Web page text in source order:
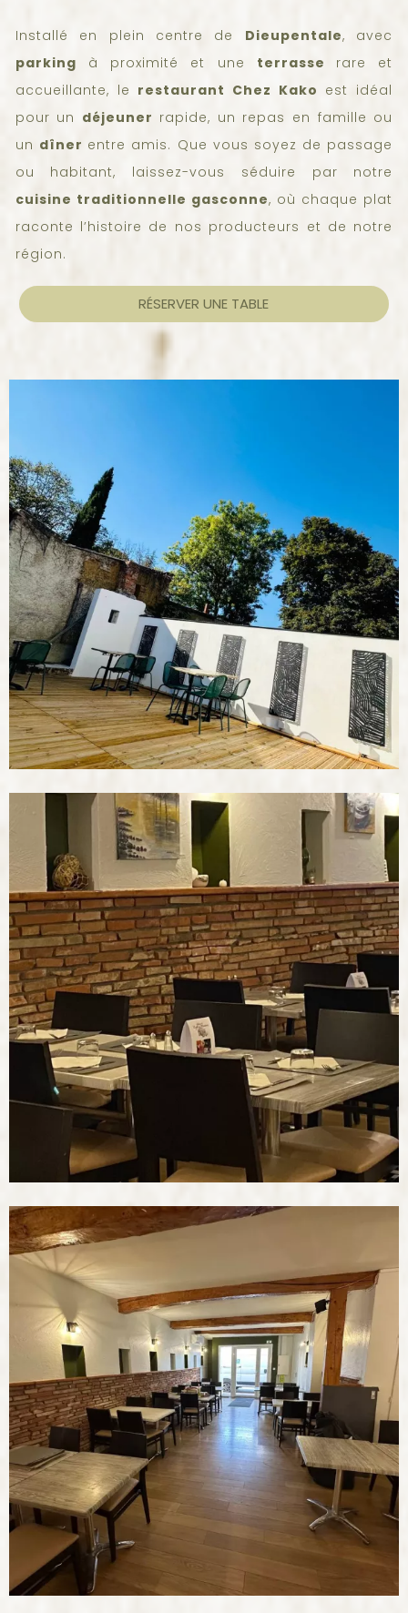
Installé en plein centre de Dieupentale, avec
parking à proximité et une terrasse rare et
accueillante, le restaurant Chez Kako est idéal
pour un déjeuner rapide, un repas en famille ou
un dîner entre amis. Que vous soyez de passage
ou habitant, laissez-vous séduire par notre
cuisine traditionnelle gasconne, où chaque plat
raconte l’histoire de nos producteurs et de notre
région.
RÉSERVER UNE TABLE